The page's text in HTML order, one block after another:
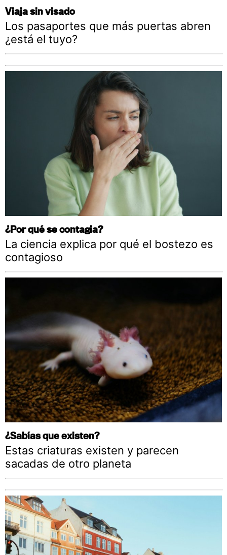
Viaja sin visado
Los pasaportes que más puertas abren
¿está el tuyo?
¿Por qué se contagia?
La ciencia explica por qué el bostezo es
contagioso
¿Sabías que existen?
Estas criaturas existen y parecen
sacadas de otro planeta